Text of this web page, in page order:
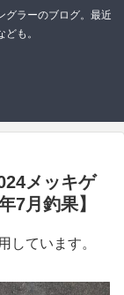
グラーのブログ。最近
も。
メッキゲ
7月釣果】
しています。